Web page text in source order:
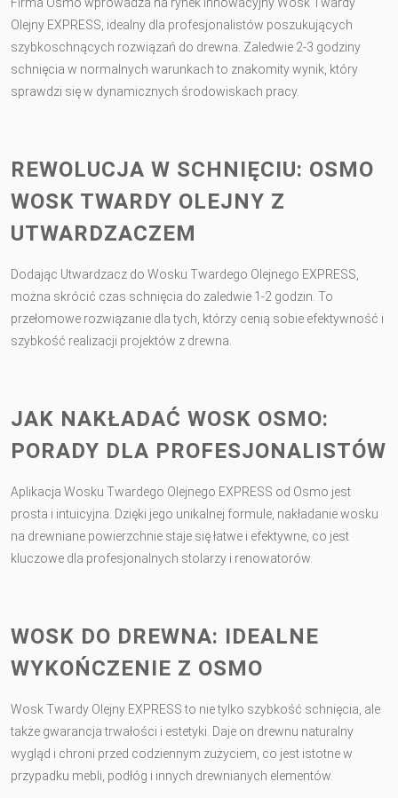
Olejny EXPRESS, idealny dla profesjonalistów poszukujących
szybkoschnących rozwiązań do drewna. Zaledwie 2-3 godziny
schnięcia w normalnych warunkach to znakomity wynik, który
sprawdzi się w dynamicznych środowiskach pracy.
REWOLUCJA W SCHNIĘCIU: OSMO
WOSK TWARDY OLEJNY Z
UTWARDZACZEM
Dodając Utwardzacz do Wosku Twardego Olejnego EXPRESS,
można skrócić czas schnięcia do zaledwie 1-2 godzin. To
przełomowe rozwiązanie dla tych, którzy cenią sobie efektywność i
szybkość realizacji projektów z drewna.
JAK NAKŁADAĆ WOSK OSMO:
PORADY DLA PROFESJONALISTÓW
Aplikacja Wosku Twardego Olejnego EXPRESS od Osmo jest
prosta i intuicyjna. Dzięki jego unikalnej formule, nakładanie wosku
na drewniane powierzchnie staje się łatwe i efektywne, co jest
kluczowe dla profesjonalnych stolarzy i renowatorów.
WOSK DO DREWNA: IDEALNE
WYKOŃCZENIE Z OSMO
Wosk Twardy Olejny EXPRESS to nie tylko szybkość schnięcia, ale
także gwarancja trwałości i estetyki. Daje on drewnu naturalny
wygląd i chroni przed codziennym zużyciem, co jest istotne w
przypadku mebli, podłóg i innych drewnianych elementów.